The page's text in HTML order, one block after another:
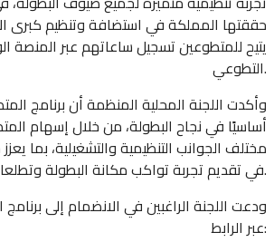
حققتها المملكة في استضافة وتنظيم كبرى
يتيح للمتطوعين تسجيل ساعاتهم عبر المنصة
التطوعي.
وأكدت اللجنة المحلية المنظمة أن برنامج
أساسيًا في نجاح البطولة، من خلال إسهام
مختلف الجوانب التنظيمية والتشغيلية، بما
في تقديم تجربة تواكب مكانة البطولة وتطلعات ضيوفها.
ودعت اللجنة الراغبين في الانضمام إلى
عبر الرابط: